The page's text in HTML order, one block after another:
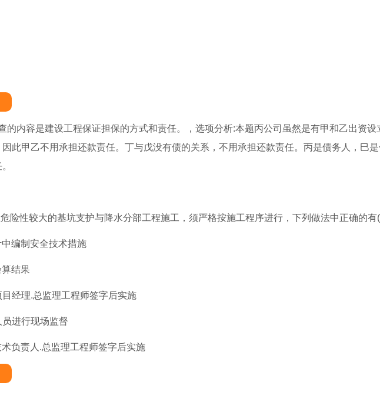
的内容是建设工程保证担保的方式和责任。，选项分析:本题丙公司虽然是有甲和乙出资设
此甲乙不用承担还款责任。丁与戊没有债的关系，不用承担还款责任。丙是债务人，巳
险性较大的基坑支护与降水分部工程施工，须严格按施工程序进行，下列做法中正确的有()
编制安全技术措施
结果
经理.总监理工程师签字后实施
进行现场监督
负责人.总监理工程师签字后实施